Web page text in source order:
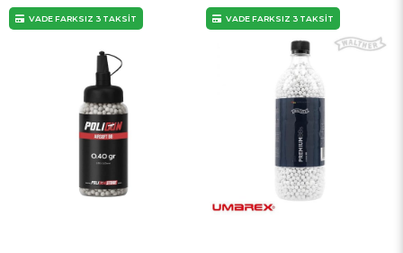
VADE FARKSIZ 3 TAKSİT VADE FARKSIZ 3 TAKSİT